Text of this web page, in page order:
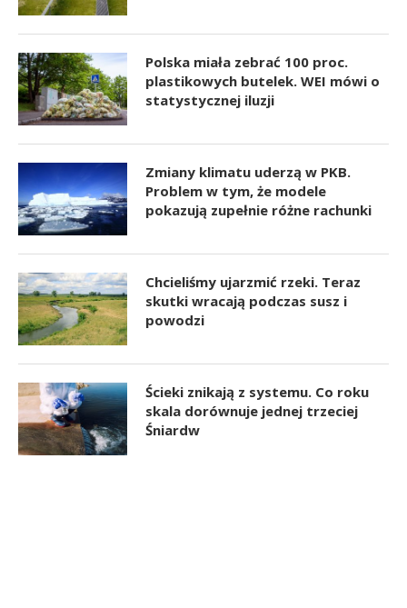
Polska miała zebrać 100 proc.
plastikowych butelek. WEI mówi o
statystycznej iluzji
Zmiany klimatu uderzą w PKB.
Problem w tym, że modele
pokazują zupełnie różne rachunki
Chcieliśmy ujarzmić rzeki. Teraz
skutki wracają podczas susz i
powodzi
Ścieki znikają z systemu. Co roku
skala dorównuje jednej trzeciej
Śniardw